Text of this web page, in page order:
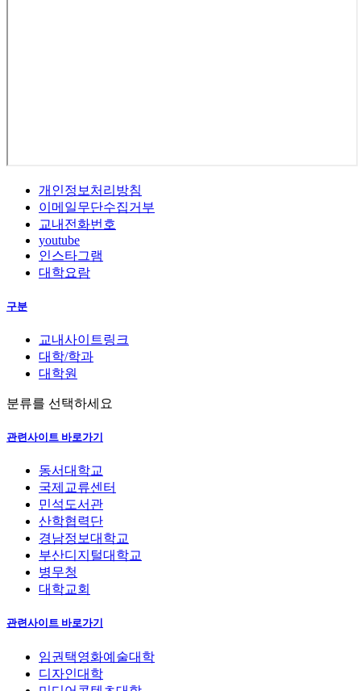
개인정보처리방침
이메일무단수집거부
교내전화번호
youtube
인스타그램
대학요람
구분
교내사이트링크
대학/학과
대학원
분류를 선택하세요
관련사이트 바로가기
동서대학교
국제교류센터
민석도서관
산학협력단
경남정보대학교
부산디지털대학교
병무청
대학교회
관련사이트 바로가기
임권택영화예술대학
디자인대학